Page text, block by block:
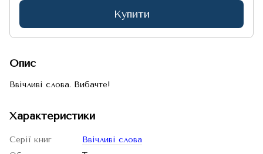
Купити
Опис
Ввічливі слова. Вибачте!
Характеристики
Серії книг
Ввічливі слова